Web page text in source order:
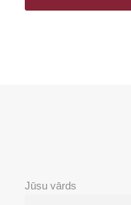
Jūsu vārds